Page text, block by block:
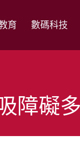
育 數碼科技
障礙